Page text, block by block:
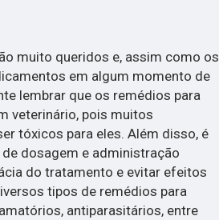
muito queridos e, assim como os
em algum momento de
lembrar que os remédios para
veterinário, pois muitos
tóxicos para eles. Além disso, é
dosagem e administração
do tratamento e evitar efeitos
tipos de remédios para
antiparasitários, entre